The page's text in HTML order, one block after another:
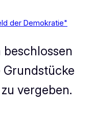
vergeben.